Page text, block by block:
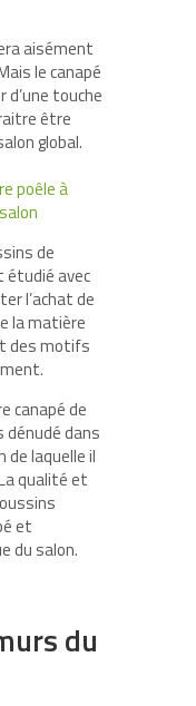
aisément
le canapé
d’une touche
être
global.
poêle à
de
étudié avec
l’achat de
la matière
des motifs
canapé de
dénudé dans
de laquelle il
qualité et
et
du salon.
du